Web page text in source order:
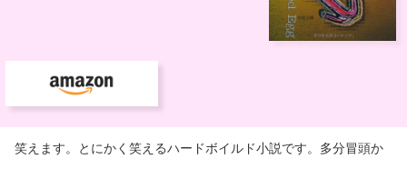
笑えます。とにかく笑えるハードボイルド小説です。多分冒頭か